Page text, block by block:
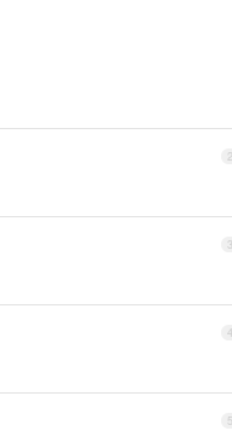
2
3
4
5